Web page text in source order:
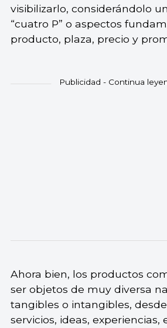
visibilizarlo, considerándolo
“cuatro P” o aspectos
producto, plaza, precio y
Ahora bien, los productos
ser objetos de muy diversa
tangibles o intangibles,
servicios, ideas, experiencias,